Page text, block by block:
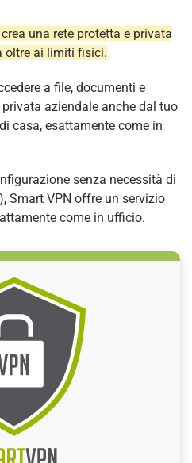
una rete protetta e privata
oltre ai limiti fisici.
a file, documenti e
aziendale anche dal tuo
casa, esattamente come in
senza necessità di
Smart VPN offre un servizio
come in ufficio.